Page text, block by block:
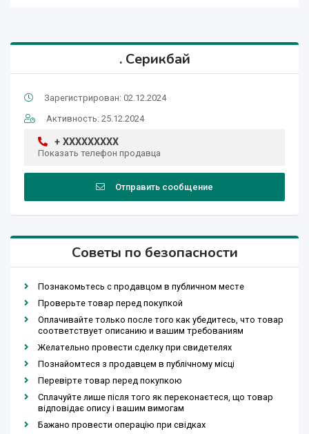
. Серикбай
Зарегистрирован: 02.12.2024
Активность: 25.12.2024
+ XXXXXXXXX
Показать телефон продавца
Отправить сообщение
Советы по безопасности
Познакомьтесь с продавцом в публичном месте
Проверьте товар перед покупкой
Оплачивайте только после того как убедитесь, что товар
соответствует описанию и вашим требованиям
Желательно провести сделку при свидетелях
Познайомтеся з продавцем в публічному місці
Перевірте товар перед покупкою
Сплачуйте лише після того як переконаєтеся, що товар
відповідає опису і вашим вимогам
Бажано провести операцію при свідках